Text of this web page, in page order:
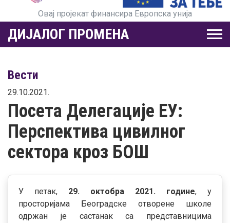
Овај пројекат финансира Европска унија
ДИЈАЛОГ ПРОМЕНА
Вести
29.10.2021.
Посета Делегације ЕУ:
Перспектива цивилног
сектора кроз БОШ
У петак, 29. октобра 2021. године, у
просторијама Београдске отворене школе
одржан је састанак са представницима